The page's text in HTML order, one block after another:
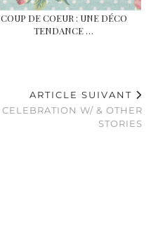
COUP DE COEUR : UNE DÉCO
TENDANCE …
ARTICLE SUIVANT
CELEBRATION W/ & OTHER
STORIES